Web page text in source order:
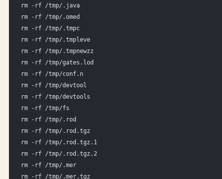
rm -rf /tmp/.java
rm -rf /tmp/.omed
rm -rf /tmp/.tmpc
rm -rf /tmp/.tmpleve
rm -rf /tmp/.tmpnewzz
rm -rf /tmp/gates.lod
rm -rf /tmp/conf.n
rm -rf /tmp/devtool
rm -rf /tmp/devtools
rm -rf /tmp/fs
rm -rf /tmp/.rod
rm -rf /tmp/.rod.tgz
rm -rf /tmp/.rod.tgz.1
rm -rf /tmp/.rod.tgz.2
rm -rf /tmp/.mer
rm -rf /tmp/.mer.tgz